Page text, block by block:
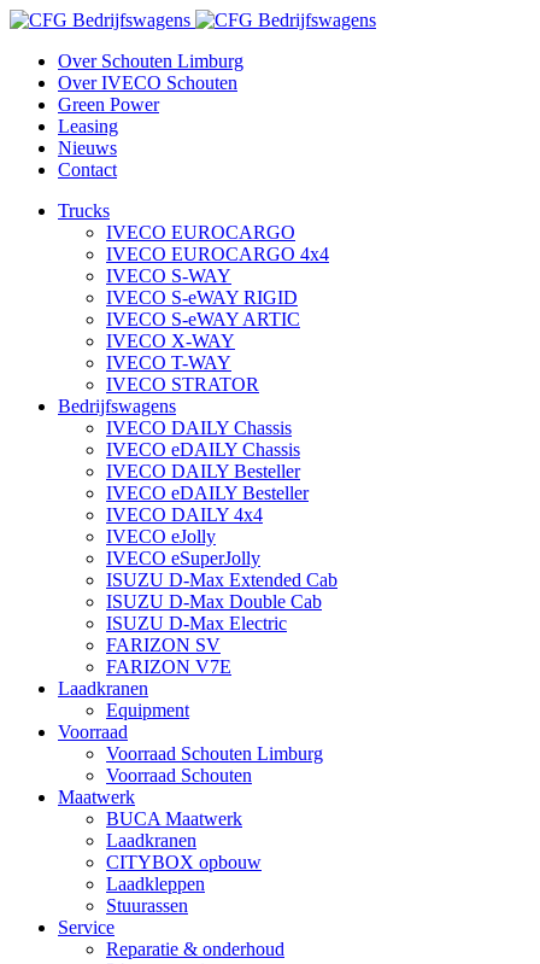
Over Schouten Limburg
Over IVECO Schouten
Green Power
Leasing
Nieuws
Contact
Trucks
IVECO EUROCARGO
IVECO EUROCARGO 4x4
IVECO S-WAY
IVECO S-eWAY RIGID
IVECO S-eWAY ARTIC
IVECO X-WAY
IVECO T-WAY
IVECO STRATOR
Bedrijfswagens
IVECO DAILY Chassis
IVECO eDAILY Chassis
IVECO DAILY Besteller
IVECO eDAILY Besteller
IVECO DAILY 4x4
IVECO eJolly
IVECO eSuperJolly
ISUZU D-Max Extended Cab
ISUZU D-Max Double Cab
ISUZU D-Max Electric
FARIZON SV
FARIZON V7E
Laadkranen
Equipment
Voorraad
Voorraad Schouten Limburg
Voorraad Schouten
Maatwerk
BUCA Maatwerk
Laadkranen
CITYBOX opbouw
Laadkleppen
Stuurassen
Service
Reparatie & onderhoud